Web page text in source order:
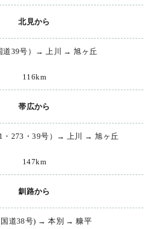
北見から
道39号）→ 上川 → 旭ヶ丘
116km
帯広から
・273・39号）→ 上川 → 旭ヶ丘
147km
釧路から
国道38号) → 本別 → 糠平